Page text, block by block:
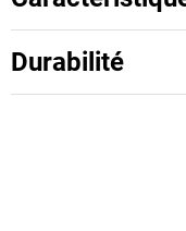
Durabilité